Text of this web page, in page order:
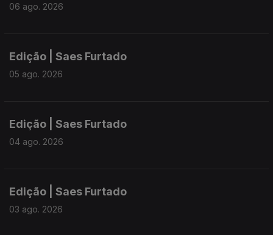
06 ago. 2026
Edição | Saes Furtado
05 ago. 2026
Edição | Saes Furtado
04 ago. 2026
Edição | Saes Furtado
03 ago. 2026